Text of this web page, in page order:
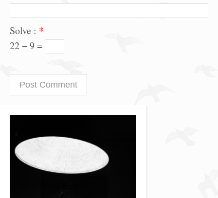
Solve : *
22 − 9 =